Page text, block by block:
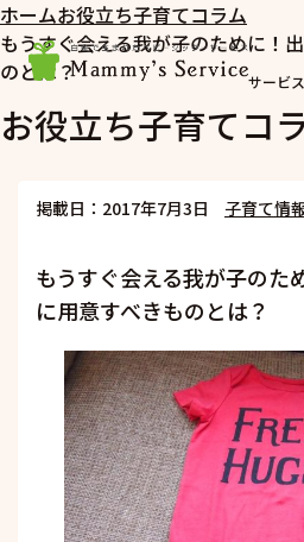
サービ
ホームお役立ち子育てコラム
もうすぐ会える我が子のために！
のとは？
お役立ち子育てコ
掲載日：2017年7月3日 子育て情
もうすぐ会える我が子のた
に用意すべきものとは？